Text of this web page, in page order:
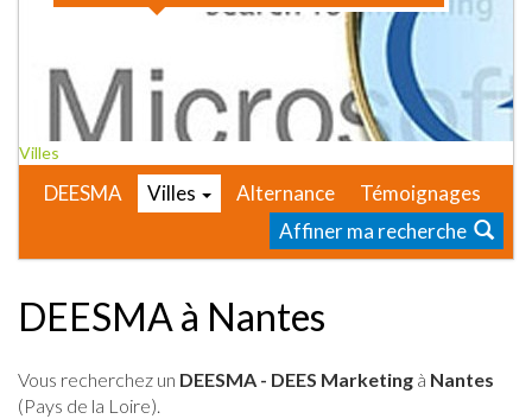
Villes
DEESMA Villes Alternance
Témoignages
Affiner ma recherche
DEESMA à Nantes
Vous recherchez un DEESMA - DEES Marketing à Nantes
(Pays de la Loire).